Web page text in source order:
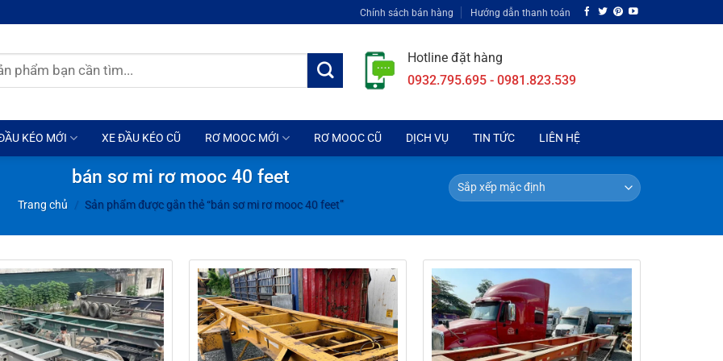
Chính sách bán hàng Hướng dẫn thanh toán
Hotline đặt hàng
0932.795.695 - 0981.823.539
KÉO MỚI XE ĐẦU KÉO CŨ RƠ MOOC MỚI RƠ MOOC CŨ DỊCH VỤ TIN TỨC LIÊN HỆ
bán sơ mi rơ mooc 40 feet
Trang chủ / Sản phẩm được gắn thẻ “bán sơ mi rơ mooc 40 feet”